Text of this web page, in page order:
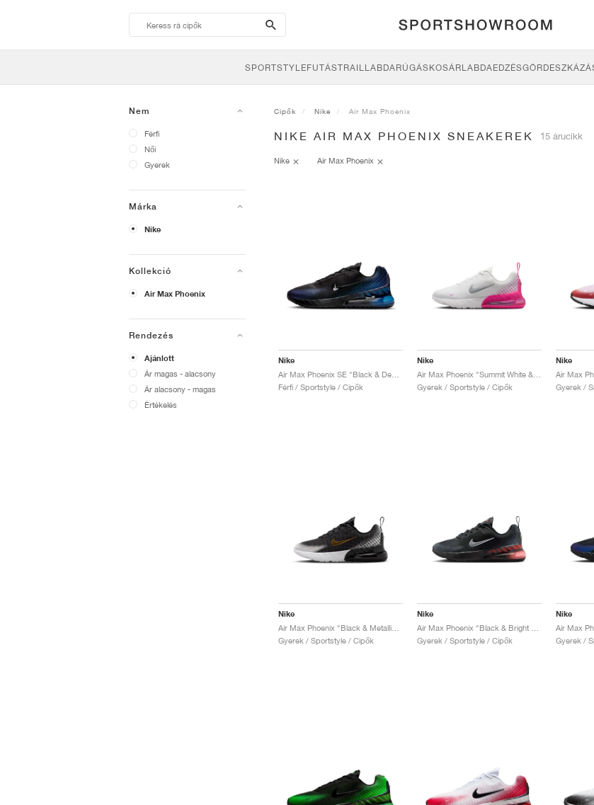
search-
btn
SPORTSTYLEFUTÁSTRAILLABDARÚGÁSKOSÁRLABDAEDZÉS
Nem
Férfi
Női
Gyerek
Márka
Nike
Kollekció
Air Max Phoenix
Rendezés
Ajánlott
Ár magas - alacsony
Ár alacsony - magas
Értékelés
Cipők Nike Air Max Phoenix
NIKE AIR MAX PHOENIX SNEAKEREK 15 árucikk
Nike Air Max Phoenix
Nike
Férfi / Sportstyle / Cipők
Nike
Gyerek / Sportstyle / Cipők
Nike
Gyerek /
Nike
Gyerek / Sportstyle / Cipők
Nike
Gyerek / Sportstyle / Cipők
Nike
Gyerek /